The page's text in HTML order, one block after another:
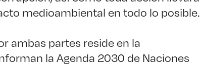
medioambiental en todo lo posible.
ambas partes reside en la
la Agenda 2030 de Naciones